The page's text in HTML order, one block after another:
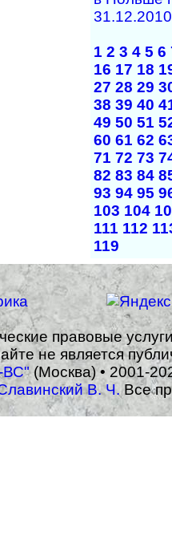
31.12.2010
1 2 3 4 5 6
16 17 18
27 28 29
38 39 40
49 50 51
60 61 62
71 72 73
82 83 84
93 94 95
103 104
111 112
119
правовые
не является
ВС"(Москва) • 2001-
В. Ч.Все